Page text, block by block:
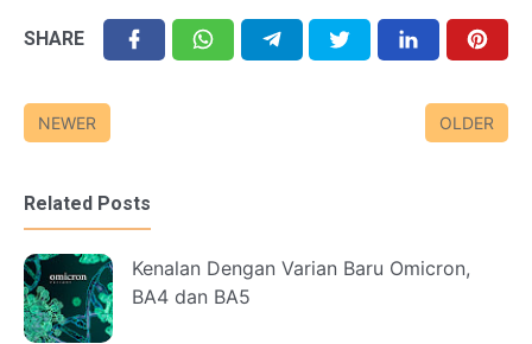
SHARE
NEWER OLDER
Related Posts
Kenalan Dengan Varian Baru Omicron,
BA4 dan BA5